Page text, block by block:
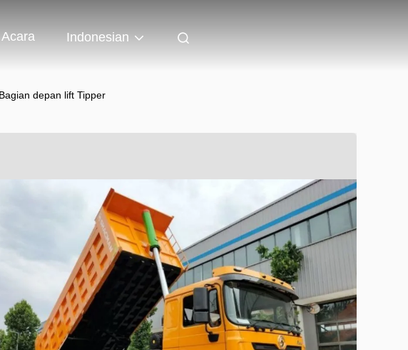
Acara Indonesian
depan lift Tipper